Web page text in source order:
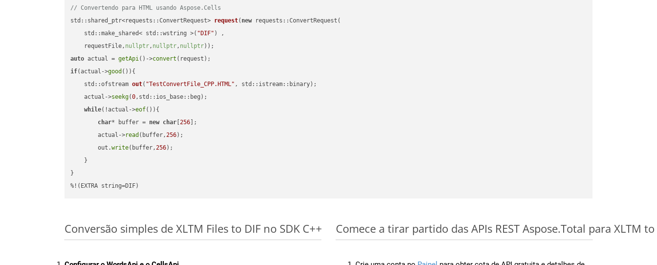
// Convertendo para HTML usando Aspose.Cells
std::shared_ptr<requests::ConvertRequest> request( new requests::ConvertRequest(
    std::make_shared< std::wstring >(
"DIF" ) ,
    requestFile,
nullptr, nullptr, nullptr))
auto actual = getApi()->convert
if(actual->good ()){
std::ofstream out( "TestConvertFile_CPP.HTML" , std::istream::binary) ;
    actual->
seekg(0,std::ios_base::beg);
while(!actual->eof()){
char* buffer = new char [256 ];
        actual->
read (buffer,256);
        out.
write(buffer,256);
    }
}
%!(EXTRA string=DIF)
Conversão simples de XLTM Files to DIF no SDK C++ Comece a tirar partido das APIs REST Aspose.Total para XLTM to